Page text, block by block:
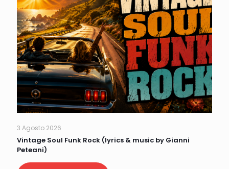
3 Agosto 2026
Vintage Soul Funk Rock (lyrics & music by Gianni
Peteani)